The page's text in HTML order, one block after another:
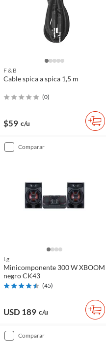
F & B
Cable spica a spica 1,5 m
(0)
$59 c/u
comparar
Lg
Minicomponente 300 W XBOOM
negro CK43
(45)
USD 189 c/u
comparar